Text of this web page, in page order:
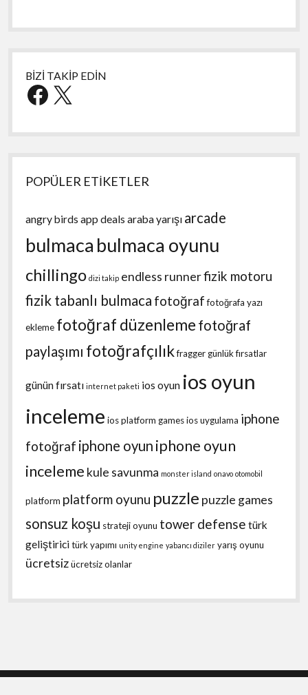
BİZİ TAKİP EDİN
Facebook
X
POPÜLER ETİKETLER
angry birds app deals araba yarışı arcade
bulmaca bulmaca oyunu
chillingo dizi takip endless runnerfizik motoru
fizik tabanlı bulmaca fotoğraf fotoğrafa yazı
ekleme fotoğraf düzenleme fotoğraf
paylaşımı fotoğrafçılıkfraggergünlük fırsatlar
günün fırsatı internet paketi ios oyun ios oyun
inceleme ios platform gamesios uygulama iphone
fotoğraf iphone oyun iphone oyun
inceleme kule savunma monster island onavo otomobil
platform platform oyunu puzzle puzzle games
sonsuz koşu strateji oyunu tower defense türk
geliştiricitürk yapımı unity engine yabancı diziler yarış oyunu
ücretsizücretsiz olanlar